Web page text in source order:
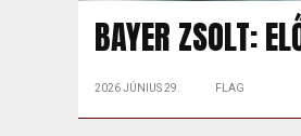
BAYER ZSOLT:
2026 JÚNIUS 29. FLAG